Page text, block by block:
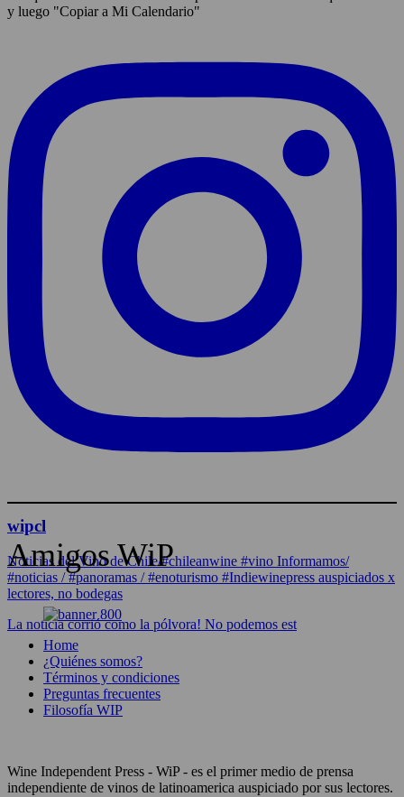
y luego "Copiar a Mi Calendario"
wipcl
Noticias del Vino de Chile/#chileanwine #vino Informamos/
#noticias / #panoramas / #enoturismo #Indiewinepress auspiciados x
lectores, no bodegas
La noticia corrió como la pólvora! No podemos est
Amigos WiP
Home
¿Quiénes somos?
Términos y condiciones
Preguntas frecuentes
Filosofía WIP
Wine Independent Press - WiP - es el primer medio de prensa
independiente de vinos de latinoamerica auspiciado por sus lectores.